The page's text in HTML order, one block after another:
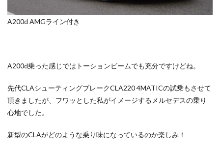
A200d AMGライン付き
A200d乗った感じではトーションビームでも充分ですけどね。
先代CLAシューティングブレークCLA220 4MATICの試乗もさせて
頂きましたが、フワッとした私がイメージするメルセデスの乗り
心地でした。
新型のCLAがどのような乗り味になっているのか楽しみ！